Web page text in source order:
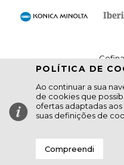
POLÍTICA DE
Ao continuar a sua
de cookies que
ofertas adaptadas aos
suas definições de
Compreendi